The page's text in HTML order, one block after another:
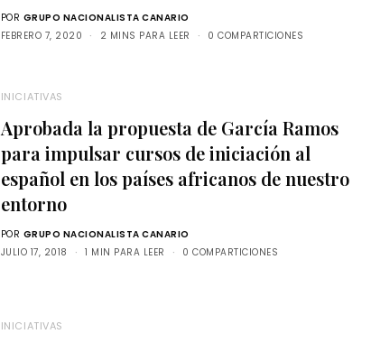
POR GRUPO NACIONALISTA CANARIO
FEBRERO 7, 2020
2 MINS PARA LEER 0 COMPARTICIONES
INICIATIVAS
Aprobada la propuesta de García Ramos
para impulsar cursos de iniciación al
español en los países africanos de nuestro
entorno
POR GRUPO NACIONALISTA CANARIO
JULIO 17, 2018
1 MIN PARA LEER 0 COMPARTICIONES
INICIATIVAS